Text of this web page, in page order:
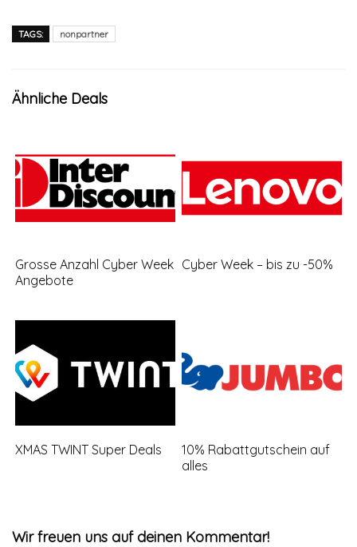
TAGS: nonpartner
Ähnliche Deals
Grosse Anzahl Cyber Week
Angebote
Cyber Week – bis zu -50%
XMAS TWINT Super Deals
10% Rabattgutschein auf
alles
Wir freuen uns auf deinen Kommentar!